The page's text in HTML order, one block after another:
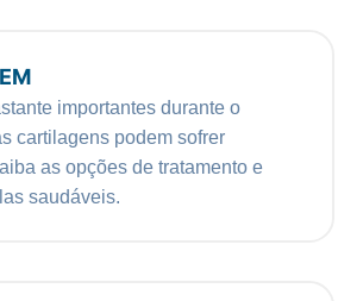
importantes durante o
cartilagens podem sofrer
as opções de tratamento e
saudáveis.